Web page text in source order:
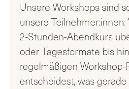
Unsere Workshops sind
unsere
2-Stunden-Abendkurs
oder Tagesformate bis
regelmäßigen Workshop-
entscheidest, was